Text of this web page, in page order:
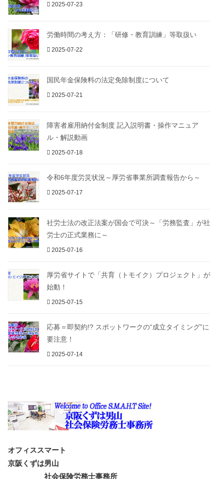
2025-07-23
労働時間の考え方：「研修・教育訓練」等取扱い
2025-07-22
国民年金保険料の法定免除制度について
2025-07-21
障害者雇用納付金制度 記入説明書・操作マニュア
ル・解説動画
2025-07-18
令和6年度労災状況～厚労省事業所調査報告から～
2025-07-17
社労士法の改正法案が国会で可決～「労務監査」が社
労士の正式業務に～
2025-07-16
厚労省サイトで「共育（トモイク）プロジェクト」が
始動！
2025-07-15
応募＝即契約!? スポットワークの“成立タイミング”に
要注意！
2025-07-14
オフィススマート
京阪くずは男山
社会保険労務士事務所